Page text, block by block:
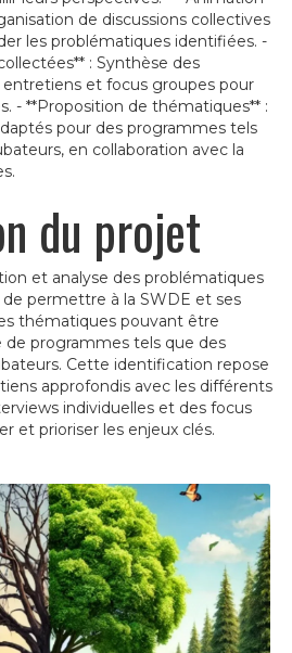
de discussions collectives
les problématiques identifiées. -
: Synthèse des
entretiens et focus groupes pour
- **Proposition de thématiques** :
pour des programmes tels
en collaboration avec la
du projet
et analyse des problématiques
de permettre à la SWDE et ses
thématiques pouvant être
de programmes tels que des
Cette identification repose
approfondis avec les différents
individuelles et des focus
et prioriser les enjeux clés.